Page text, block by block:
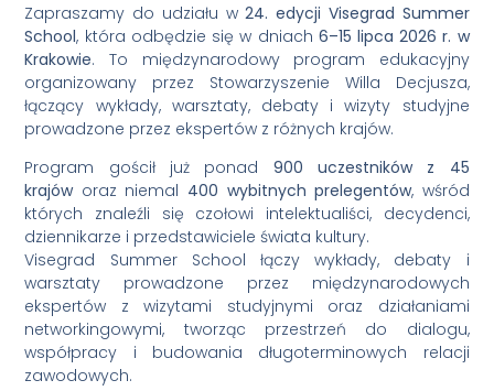
Zapraszamy do udziału w24. edycji Visegrad Summer
School, która odbędzie się w dniach 6–15 lipca 2026 r. w
Krakowie. To międzynarodowy program edukacyjny
organizowany przez Stowarzyszenie Willa Decjusza,
łączący wykłady, warsztaty, debaty i wizyty studyjne
prowadzone przez ekspertów z różnych krajów.
Program gościł już ponad 900 uczestników z 45
krajóworaz niemal 400 wybitnych prelegentów, wśród
których znaleźli się czołowi intelektualiści, decydenci,
dziennikarze i przedstawiciele świata kultury.
Visegrad Summer School łączy wykłady, debaty i
warsztaty prowadzone przez międzynarodowych
ekspertów z wizytami studyjnymi oraz działaniami
networkingowymi, tworząc przestrzeń do dialogu,
współpracy i budowania długoterminowych relacji
zawodowych.